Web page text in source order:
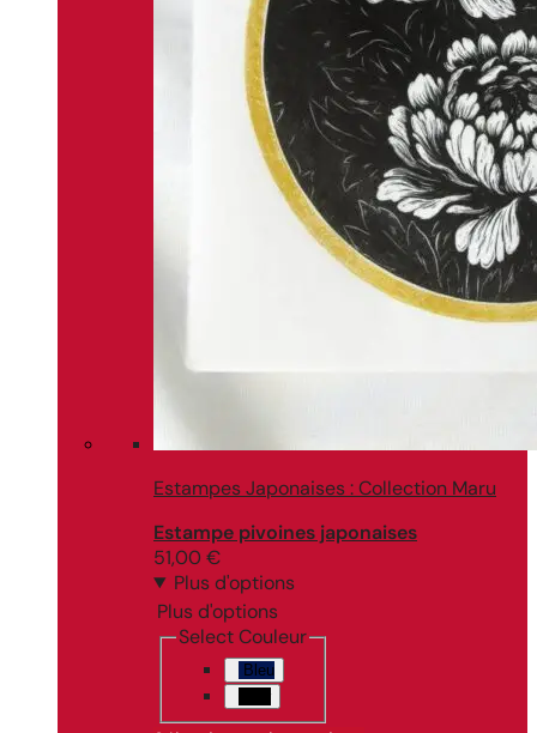
Estampes Japonaises : Collection Maru
Estampe pivoines japonaises
51,00 €
Plus d'options
Plus d'options
Select Couleur
Bleu